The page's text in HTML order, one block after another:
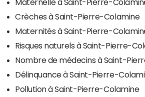
Maternelle à Saint-Pierre-
Crèches à Saint-Pierre-Colamine
Maternités à Saint-Pierre-
Risques naturels à Saint-Pierre-
Nombre de médecins à Saint-
Délinquance à Saint-Pierre-
Pollution à Saint-Pierre-Colamine